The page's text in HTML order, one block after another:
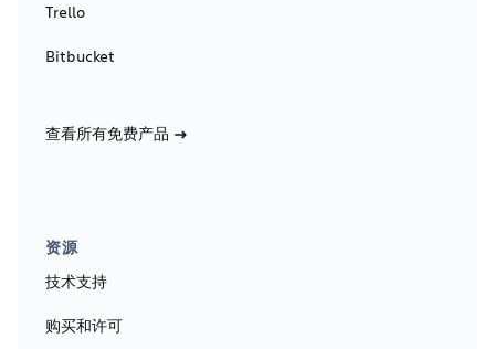
Trello
Bitbucket
查看所有免费产品
资源
技术支持
购买和许可